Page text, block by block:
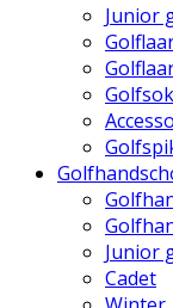
Junior
Junior
Cadet